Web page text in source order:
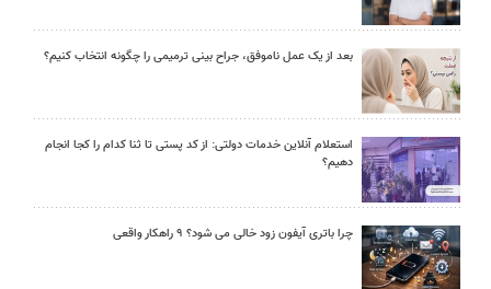
بعد از یک عمل ناموفق، جراح بینی ترمیمی را چگونه انتخاب کنیم؟
استعلام آنلاین خدمات دولتی: از کد پستی تا ثنا کدام را کجا انجام
دهیم؟
چرا باتری آیفون زود خالی می شود؟ ۹ راهکار واقعی